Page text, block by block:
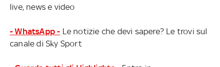
live, news e video
- WhatsApp - Le notizie che devi sapere? Le trovi sul
canale di Sky Sport